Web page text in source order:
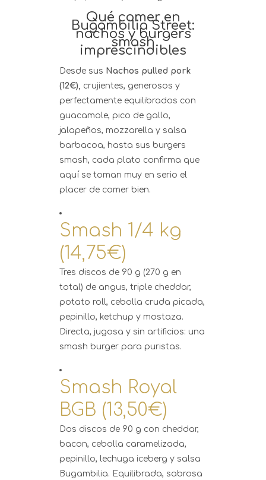
Qué comer en
Bugambilia Street:
nachos y burgers
smash
imprescindibles
Desde sus Nachos pulled pork
(12€), crujientes, generosos y
perfectamente equilibrados con
guacamole, pico de gallo,
jalapeños, mozzarella y salsa
barbacoa, hasta sus burgers
smash, cada plato confirma que
aquí se toman muy en serio el
placer de comer bien.
Smash 1/4 kg
(14,75€)
Tres discos de 90 g (270 g en
total) de angus, triple cheddar,
potato roll, cebolla cruda picada,
pepinillo, ketchup y mostaza.
Directa, jugosa y sin artificios: una
smash burger para puristas.
Smash Royal
BGB (13,50€)
Dos discos de 90 g con cheddar,
bacon, cebolla caramelizada,
pepinillo, lechuga iceberg y salsa
Bugambilia. Equilibrada, sabrosa